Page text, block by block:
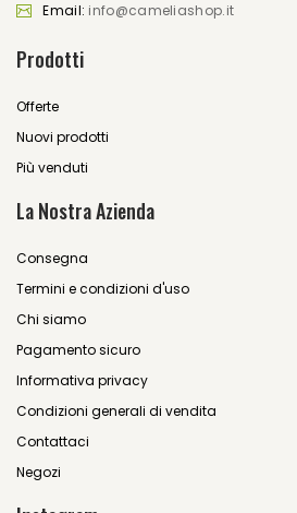
Email: info@cameliashop.it
Prodotti
Offerte
Nuovi prodotti
Più venduti
La Nostra Azienda
Consegna
Termini e condizioni d'uso
Chi siamo
Pagamento sicuro
Informativa privacy
Condizioni generali di vendita
Contattaci
Negozi